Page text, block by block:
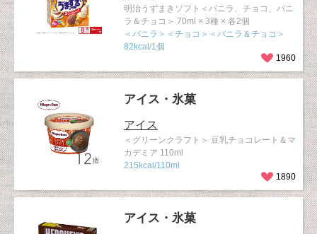
明治うずまきソフト＜バニラ、チョコ、バニ
ラ＆チョコ＞ 70ml × 3種 × 各2個
＜バニラ＞＜チョコ＞＜バニラ＆チョコ＞
82kcal/1個
1960
アイス・氷菓
アイス
＜グリーンクラフト＞ 豆乳チョコレート＆マ
カデミア 110ml
215kcal/110ml
1890
アイス・氷菓